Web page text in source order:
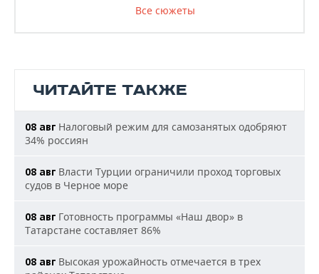
Все сюжеты
ЧИТАЙТЕ ТАКЖЕ
08 авг Налоговый режим для самозанятых одобряют
34% россиян
08 авг Власти Турции ограничили проход торговых
судов в Черное море
08 авг Готовность программы «Наш двор» в
Татарстане составляет 86%
08 авг Высокая урожайность отмечается в трех